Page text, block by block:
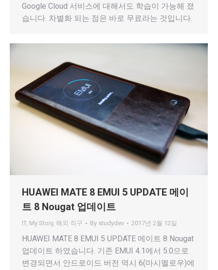
Google Cloud 서비스에 대해서도 학습이 가능해 졌
습니다. 차별화 되는 점은 바로 무료라는 것입니다.
HUAWEI MATE 8 EMUI 5 UPDATE 메이
트 8 Nougat 업데이트
IT, My Story, 해외 직구 By studydev 2017년 2월 12일
HUAWEI MATE 8 EMUI 5 UPDATE 메이트 8 Nougat
업데이트 하였습니다. 기존 EMUI 4.1에서 5.0으로
변경되면서 안드로이드 버전 역시 6(마시멜로우)에